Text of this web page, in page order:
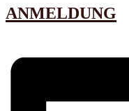
ANMELDUNG